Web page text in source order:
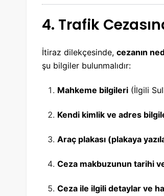
4. Trafik
İtiraz dilekçesinde, cezanın
şu bilgiler bulunmalıdır:
Mahkeme bilgileri (İlgili
Kendi kimlik ve adres
Araç plakası (plakaya
Ceza makbuzunun tarihi
Ceza ile ilgili detaylar ve